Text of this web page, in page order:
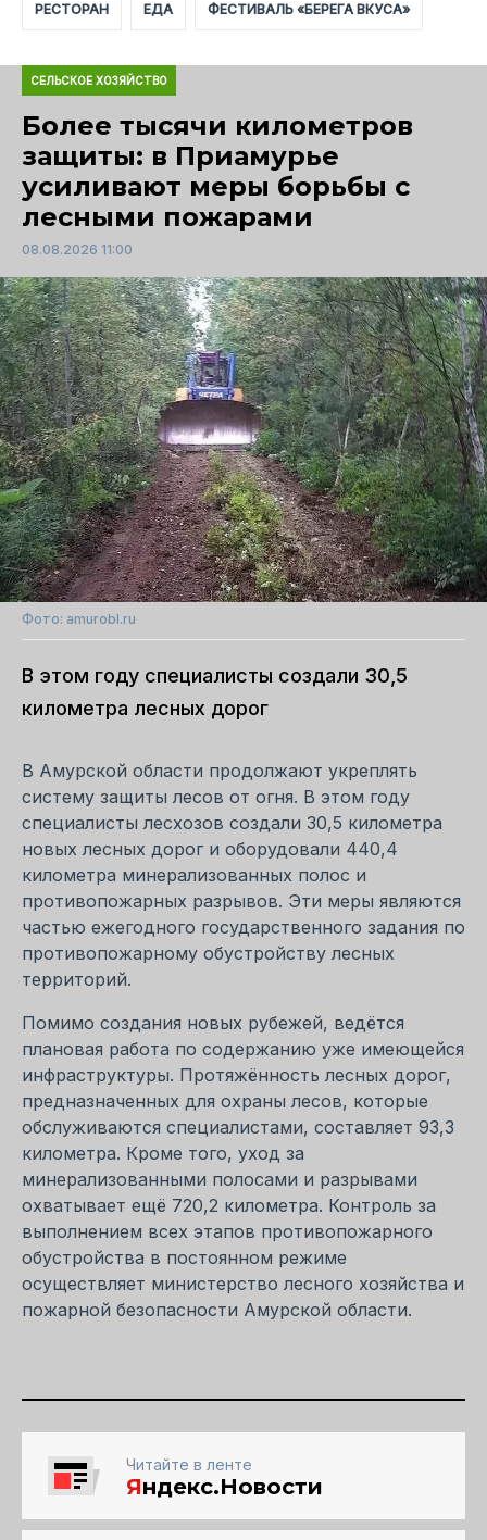
РЕСТОРАН ЕДА ФЕСТИВАЛЬ «БЕРЕГА ВКУСА»
СЕЛЬСКОЕ ХОЗЯЙСТВО
Более тысячи километров
защиты: в Приамурье
усиливают меры борьбы с
лесными пожарами
08.08.2026 11:00
Фото: amurobl.ru
В этом году специалисты создали 30,5
километра лесных дорог
В Амурской области продолжают укреплять
систему защиты лесов от огня. В этом году
специалисты лесхозов создали 30,5 километра
новых лесных дорог и оборудовали 440,4
километра минерализованных полос и
противопожарных разрывов. Эти меры являются
частью ежегодного государственного задания по
противопожарному обустройству лесных
территорий.
Помимо создания новых рубежей, ведётся
плановая работа по содержанию уже имеющейся
инфраструктуры. Протяжённость лесных дорог,
предназначенных для охраны лесов, которые
обслуживаются специалистами, составляет 93,3
километра. Кроме того, уход за
минерализованными полосами и разрывами
охватывает ещё 720,2 километра. Контроль за
выполнением всех этапов противопожарного
обустройства в постоянном режиме
осуществляет министерство лесного хозяйства и
пожарной безопасности Амурской области.
Читайте в ленте
Яндекс.Новости